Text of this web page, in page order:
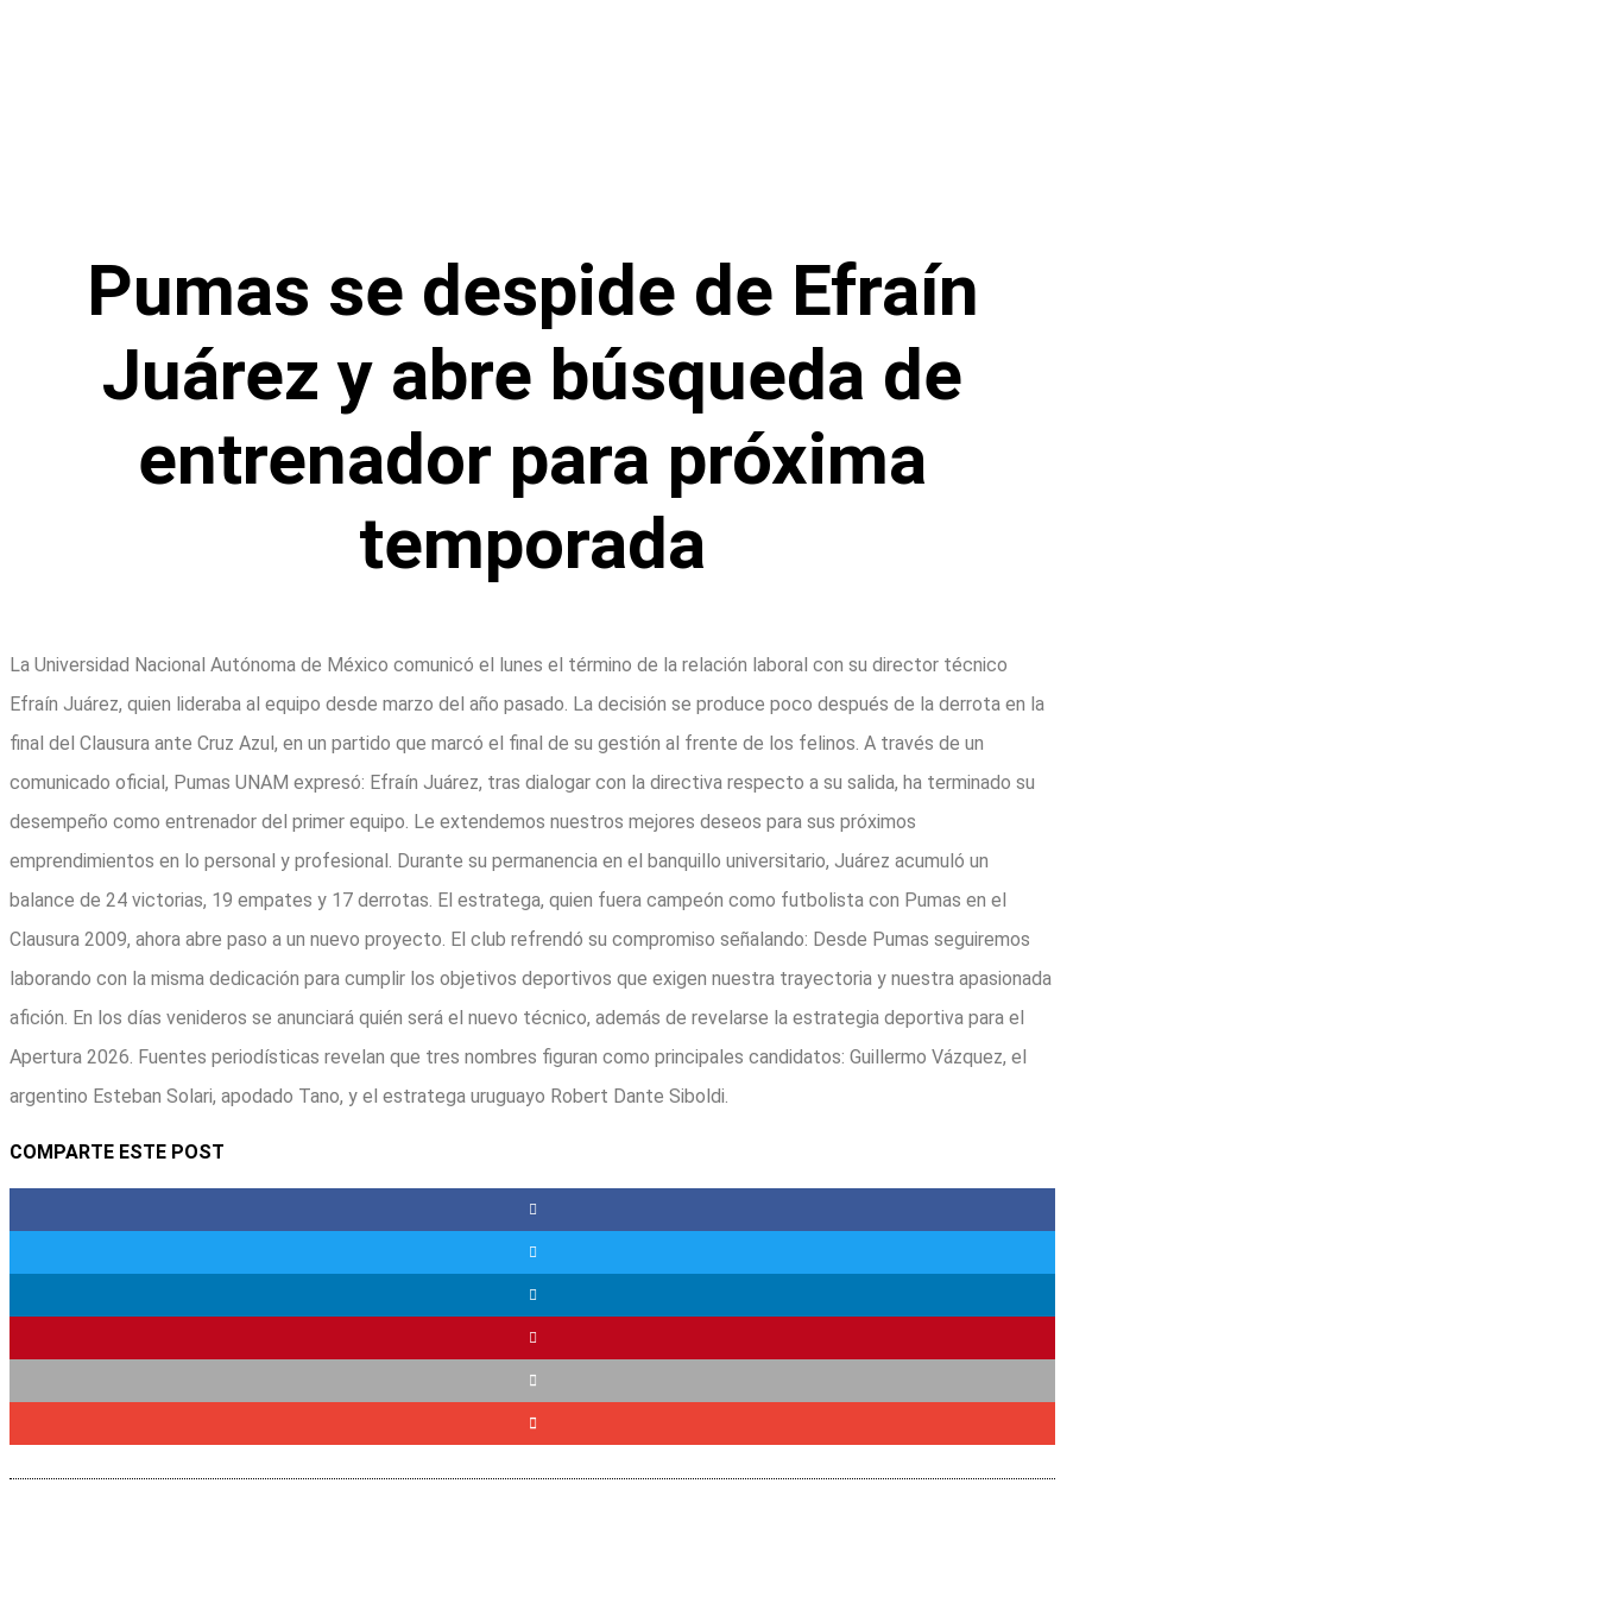
Pumas se despide de Efraín
Juárez y abre búsqueda de
entrenador para próxima
temporada
La Universidad Nacional Autónoma de México comunicó el lunes el término de la relación laboral con su director técnico
Efraín Juárez, quien lideraba al equipo desde marzo del año pasado. La decisión se produce poco después de la derrota en la
final del Clausura ante Cruz Azul, en un partido que marcó el final de su gestión al frente de los felinos. A través de un
comunicado oficial, Pumas UNAM expresó: Efraín Juárez, tras dialogar con la directiva respecto a su salida, ha terminado su
desempeño como entrenador del primer equipo. Le extendemos nuestros mejores deseos para sus próximos
emprendimientos en lo personal y profesional. Durante su permanencia en el banquillo universitario, Juárez acumuló un
balance de 24 victorias, 19 empates y 17 derrotas. El estratega, quien fuera campeón como futbolista con Pumas en el
Clausura 2009, ahora abre paso a un nuevo proyecto. El club refrendó su compromiso señalando: Desde Pumas seguiremos
laborando con la misma dedicación para cumplir los objetivos deportivos que exigen nuestra trayectoria y nuestra apasionada
afición. En los días venideros se anunciará quién será el nuevo técnico, además de revelarse la estrategia deportiva para el
Apertura 2026. Fuentes periodísticas revelan que tres nombres figuran como principales candidatos: Guillermo Vázquez, el
argentino Esteban Solari, apodado Tano, y el estratega uruguayo Robert Dante Siboldi.
COMPARTE ESTE POST